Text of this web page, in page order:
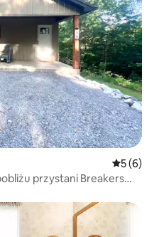
Średnia
5 (6)
przystani Breakers
gości